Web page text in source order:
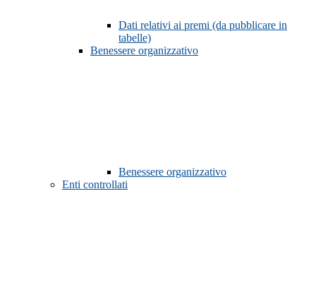
Dati relativi ai premi (da pubblicare in
tabelle)
Benessere organizzativo
Benessere organizzativo
Enti controllati